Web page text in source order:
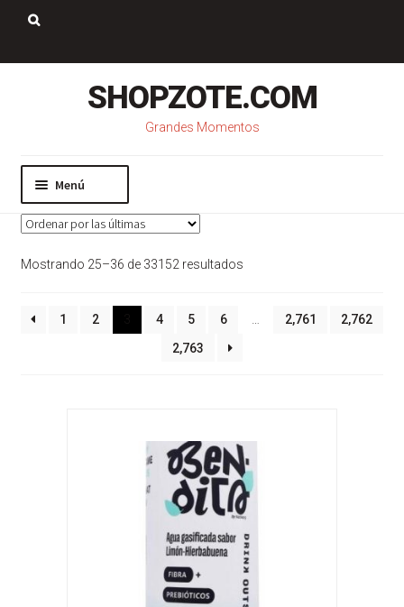
Saltar
navegación
Ir
contenido
SHOPZOTE.COM
Grandes Momentos
Menú
Inicio
Mi cuenta
Pago
Mostrando 25–36 de 33152 resultadosSorted
1
2 3 4 5 6 … 2,761
2,762
2,763